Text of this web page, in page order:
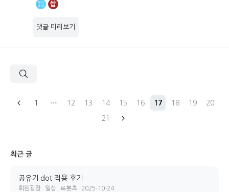
쌉
댓글 미리보기
1 12 13 14 15 16 17 18 19 20
21
최근 글
공유기 dot 적용 후기
회원광장 일상 로봇츠 2025-10-24